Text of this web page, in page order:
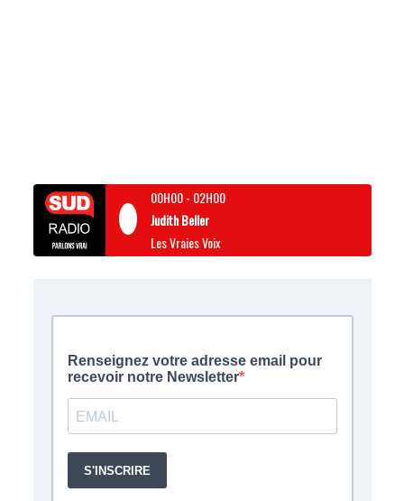
00H00- 02H00
Judith Beller
Les Vraies Voix